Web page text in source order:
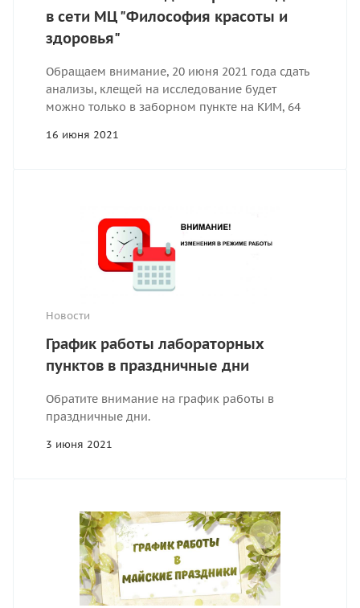
в сети МЦ "Философия красоты и
здоровья"
Обращаем внимание, 20 июня 2021 года сдать
анализы, клещей на исследование будет
можно только в заборном пункте на КИМ, 64
16 июня 2021
Новости
График работы лабораторных
пунктов в праздничные дни
Обратите внимание на график работы в
праздничные дни.
3 июня 2021